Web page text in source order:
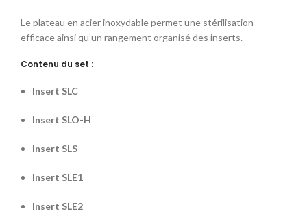
Le plateau en acier inoxydable permet une stérilisation
efficace ainsi qu’un rangement organisé des inserts.
Contenu du set :
Insert SLC
Insert SLO-H
Insert SLS
Insert SLE1
Insert SLE2